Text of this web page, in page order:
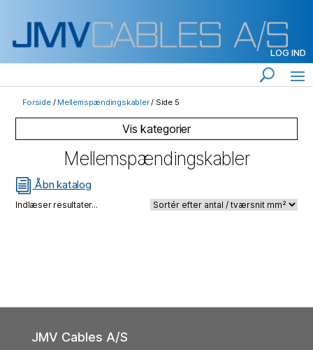
LOG IND
Forside/ Mellemspændingskabler/ Side 5
Mellemspændingskabler
iÅbn katalog
Indlæser resultater...
JMV Cables A/S